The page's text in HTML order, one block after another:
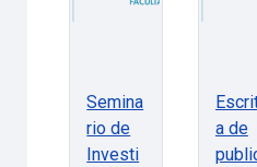
Semina
rio de
Investi
a de